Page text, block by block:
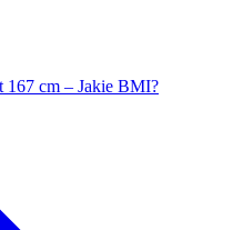
167 cm – Jakie BMI?